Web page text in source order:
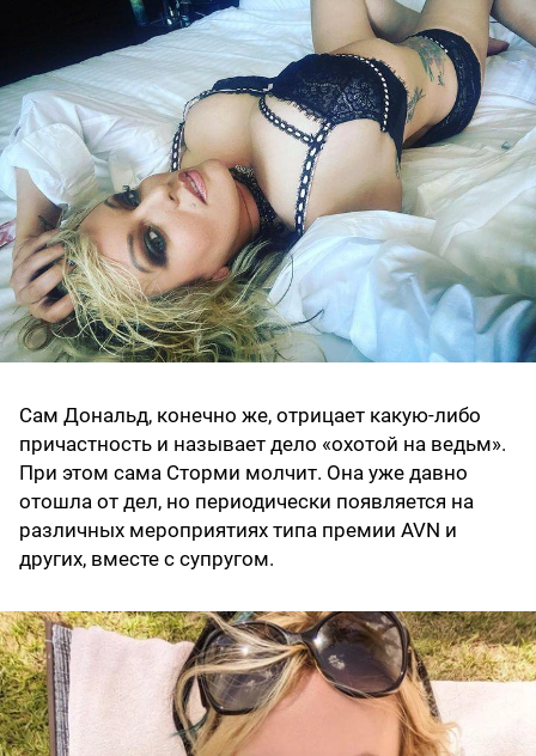
Сам Дональд, конечно же, отрицает какую-либо
причастность и называет дело «охотой на ведьм».
При этом сама Сторми молчит. Она уже давно
отошла от дел, но периодически появляется на
различных мероприятиях типа премии AVN и
других, вместе с супругом.